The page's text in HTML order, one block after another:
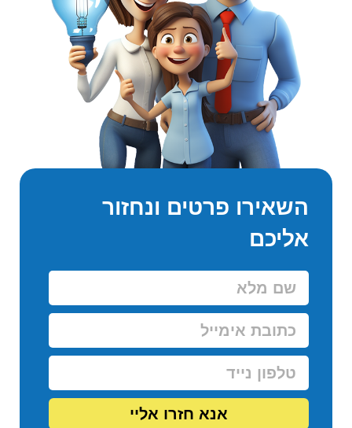
השאירו פרטים ונחזור
אליכם
אנא חזרו אליי